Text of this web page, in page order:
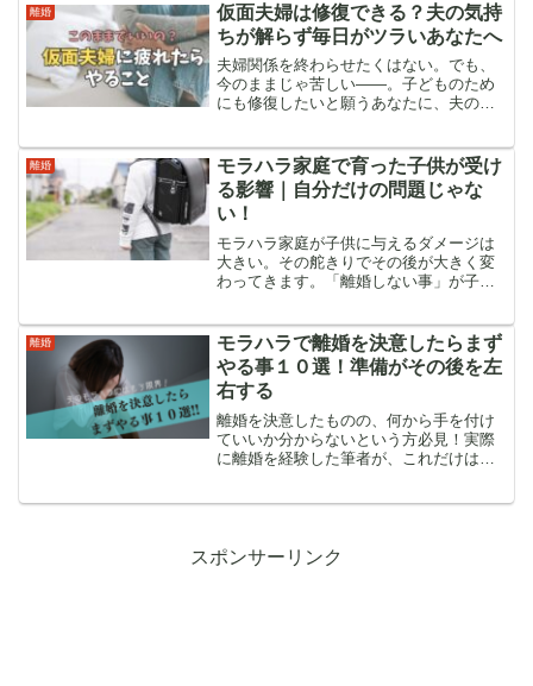
離婚
仮面夫婦は修復できる？夫の気持
ちが解らず毎日がツラいあなたへ
夫婦関係を終わらせたくはない。でも、
今のままじゃ苦しい——。子どものため
にも修復したいと願うあなたに、夫の気
離婚
モラハラ家庭で育った子供が受け
る影響｜自分だけの問題じゃな
い！
モラハラ家庭が子供に与えるダメージは
大きい。その舵きりでその後が大きく変
わってきます。「離婚しない事」が子供
事を読んで下さい。
離婚
モラハラで離婚を決意したらまず
やる事１０選！準備がその後を左
右する
離婚を決意したものの、何から手を付け
ていいか分からないという方必見！実際
に離婚を経験した筆者が、これだけはや
スポンサーリンク